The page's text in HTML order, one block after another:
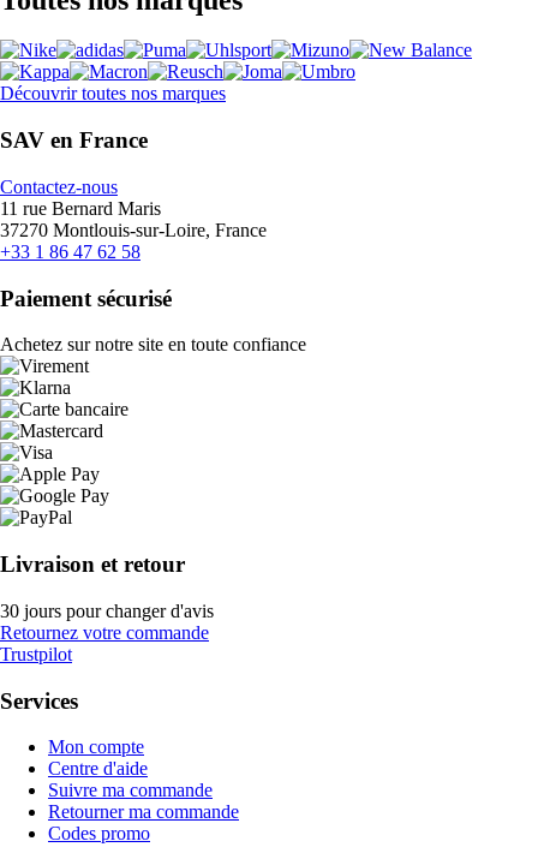
Découvrir toutes nos marques
SAV en France
Contactez-nous
11 rue Bernard Maris
37270 Montlouis-sur-Loire, France
+33 1 86 47 62 58
Paiement sécurisé
Achetez sur notre site en toute confiance
Livraison et retour
30 jours pour changer d'avis
Retournez votre commande
Trustpilot
Services
Mon compte
Centre d'aide
Suivre ma commande
Retourner ma commande
Codes promo